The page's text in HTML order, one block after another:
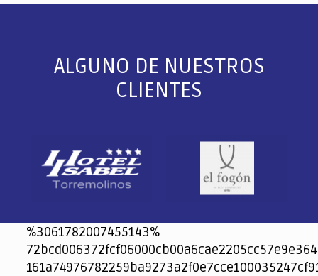
ALGUNO DE NUESTROS
CLIENTES
%3061782007455143%